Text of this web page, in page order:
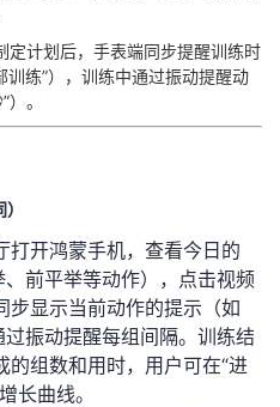
定计划后，手表端同步提醒训练时
训练”），训练中通过振动提醒动
。
打开鸿蒙手机，查看今日的
前平举等动作），点击视频
步显示当前动作的提示（如
振动提醒每组间隔。训练结
的组数和用时，用户可在“进
长曲线。